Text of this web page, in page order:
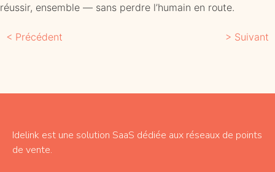
réussir, ensemble — sans perdre l’humain en route.
< Précédent > Suivant
Idelink est une solution SaaS dédiée aux réseaux de points
de vente.